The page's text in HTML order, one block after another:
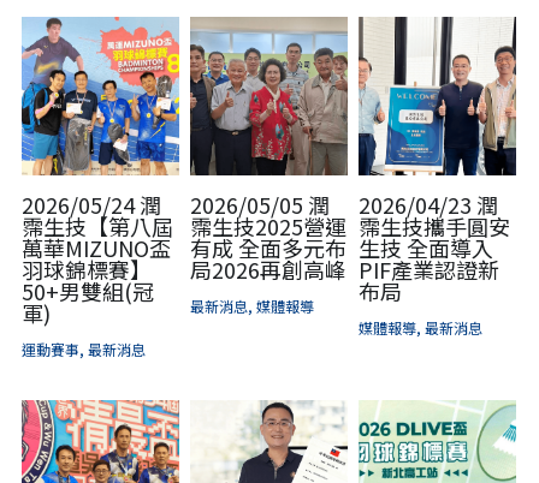
2026/05/24 潤
霈生技【第八屆
萬華MIZUNO盃
羽球錦標賽】
50+男雙組(冠
軍)
運動賽事, 最新消息
2026/05/05 潤
霈生技2025營運
有成 全面多元布
局2026再創高峰
最新消息, 媒體報導
2026/04/23 潤
霈生技攜手圓安
生技 全面導入
PIF產業認證新
布局
媒體報導, 最新消息